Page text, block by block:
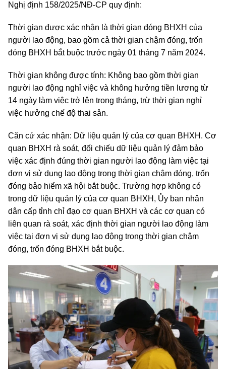
Nghị định 158/2025/NĐ-CP quy định:
Thời gian được xác nhận là thời gian đóng BHXH của
người lao động, bao gồm cả thời gian chậm đóng, trốn
đóng BHXH bắt buộc trước ngày 01 tháng 7 năm 2024.
Thời gian không được tính: Không bao gồm thời gian
người lao động nghỉ việc và không hưởng tiền lương từ
14 ngày làm việc trở lên trong tháng, trừ thời gian nghỉ
việc hưởng chế độ thai sản.
Căn cứ xác nhận: Dữ liệu quản lý của cơ quan BHXH. Cơ
quan BHXH rà soát, đối chiếu dữ liệu quản lý đảm bảo
việc xác định đúng thời gian người lao động làm việc tại
đơn vị sử dụng lao động trong thời gian chậm đóng, trốn
đóng bảo hiểm xã hội bắt buộc. Trường hợp không có
trong dữ liệu quản lý của cơ quan BHXH, Ủy ban nhân
dân cấp tỉnh chỉ đạo cơ quan BHXH và các cơ quan có
liên quan rà soát, xác định thời gian người lao động làm
việc tại đơn vị sử dụng lao động trong thời gian chậm
đóng, trốn đóng BHXH bắt buộc.